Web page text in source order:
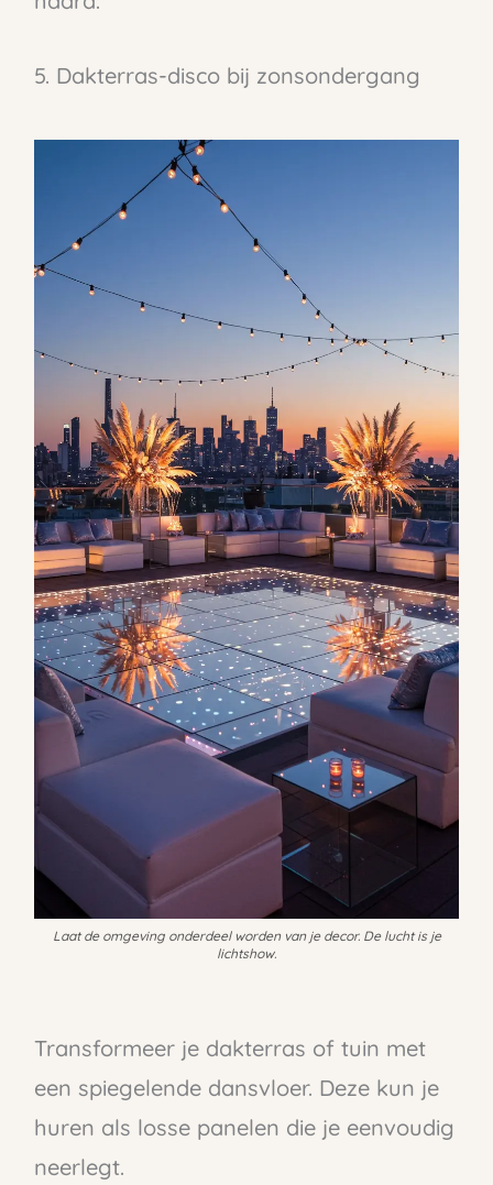
5. Dakterras-disco bij zonsondergang
Laat de omgeving onderdeel worden van je decor. De lucht is je
lichtshow.
Transformeer je dakterras of tuin met
een spiegelende dansvloer. Deze kun je
huren als losse panelen die je eenvoudig
neerlegt.